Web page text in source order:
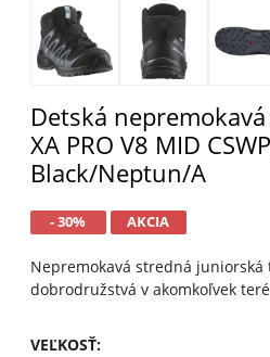
Detská
XA PRO V8 MID
Black/Neptun/A
- 30% AKCIA
Nepremokavá stredná
dobrodružstvá v akomkoľvek
VEĽKOSŤ: